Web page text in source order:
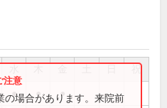
祝
● ● ●
の場合があります。来院前